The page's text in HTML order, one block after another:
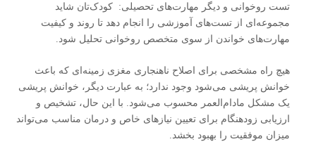
تست روخوانی و دیگر مهارت‌های تحصیلی: کودک‌تان شاید
مجموعه‌ای از تست‌های آموزشی را انجام دهد تا روند و کیفیت
مهارت‌های خواندن از سوی متخصص روخوانی تحلیل شود.
هیچ راه مشخصی برای اصلاح ناهنجاری مغزی زمینه‌ای که باعث
خوانش ‌پریشی می‌شود وجود ندارد؛ به عبارت دیگر، خوانش ‌پریشی
یک مشکل مادام‌العمر محسوب می‌شود. با این حال، تشخیص و
ارزیابی زودهنگام برای تعیین نیازهای خاص و درمان مناسب می‌تواند
میزان موفقیت را بهبود بخشد.